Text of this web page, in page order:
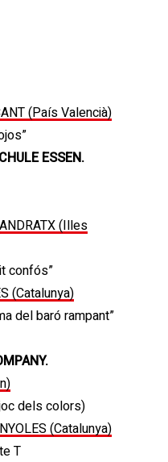
(País Valencià)
ESSEN.
ANDRATX (Illes
confós”
(Catalunya)
del baró rampant”
dels colors)
(Catalunya)
T